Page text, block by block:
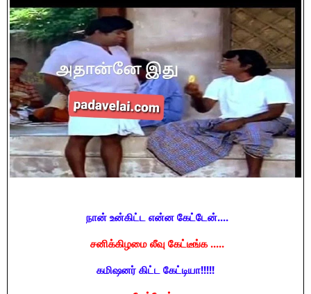
நான் உன்கிட்ட என்ன கேட்டேன்....
சனிக்கிழமை லீவு கேட்டீங்க .....
கமிஷனர் கிட்ட கேட்டியா!!!!!